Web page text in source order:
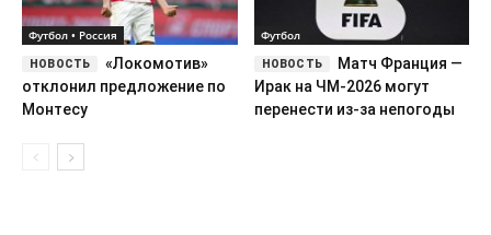
Футбол • Россия
«Локомотив»
отклонил предложение по
Монтесу
Футбол
Матч Франция —
Ирак на ЧМ-2026 могут
перенести из-за непогоды